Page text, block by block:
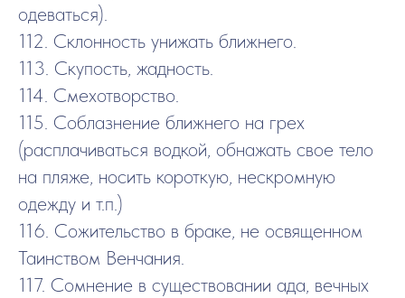
одеваться).
112. Склонность унижать ближнего.
113. Скупость, жадность.
114. Смехотворство.
115. Соблазнение ближнего на грех
(расплачиваться водкой, обнажать свое тело
на пляже, носить короткую, нескромную
одежду и т.п.)
116. Сожительство в браке, не освященном
Таинством Венчания.
117. Сомнение в существовании ада, вечных